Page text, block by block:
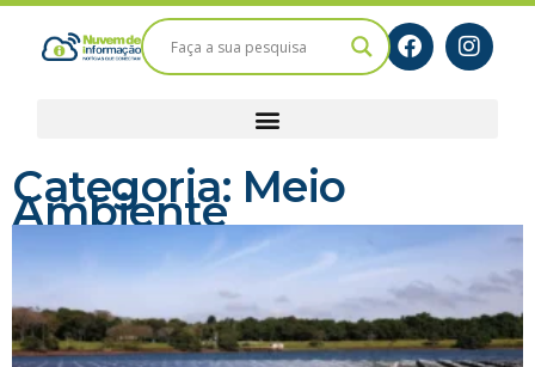
Categoria: Meio
Ambiente